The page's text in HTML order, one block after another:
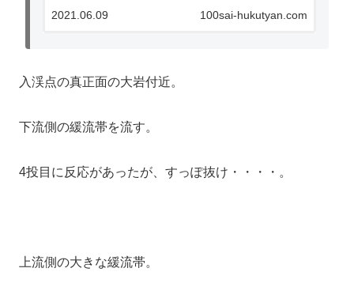
100sai-hukutyan.com
2021.06.09
入渓点の真正面の大岩付近。
下流側の緩流帯を流す。
4投目に反応があったが、すっぽ抜け・・・・。
上流側の大きな緩流帯。